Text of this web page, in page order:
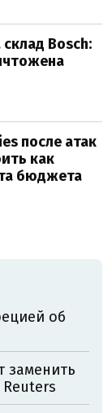
Bosch:
после атак
как
бюджета
об
заменить